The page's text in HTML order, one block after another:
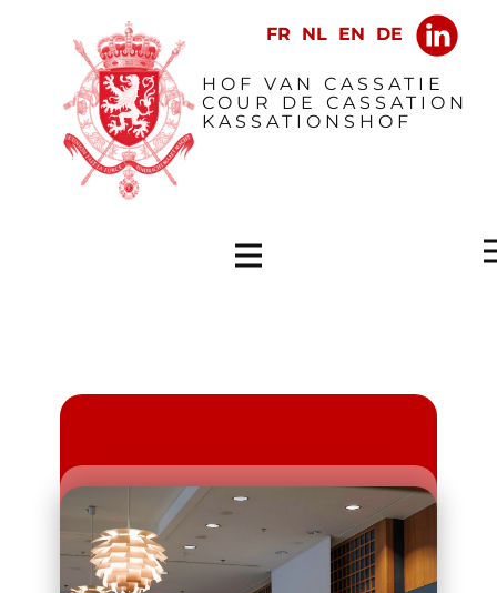
​HOF VAN CASSATIE
COUR DE CASSATION
KASSATIONSHOF